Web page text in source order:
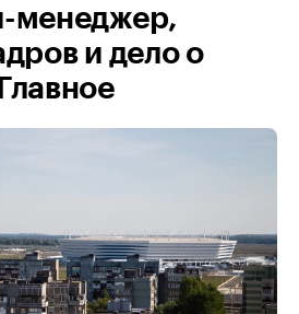
менеджер,
и дело о